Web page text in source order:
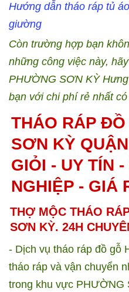
Hướng dẫn tháo ráp tủ áo
giường
Còn trường hợp bạn
những công việc này,
PHƯỜNG SƠN KỲ
bạn với chi phí rẻ nhất có
THÁO RÁP
SƠN KỲ
GIỎI - UY TÍN
NGHIỆP - GIÁ
THỢ MỘC THÁO
SƠN KỲ. 24H
- Dịch vụ tháo ráp đồ gỗ
tháo ráp và vận chuyển
trong khu vực PHƯỜNG